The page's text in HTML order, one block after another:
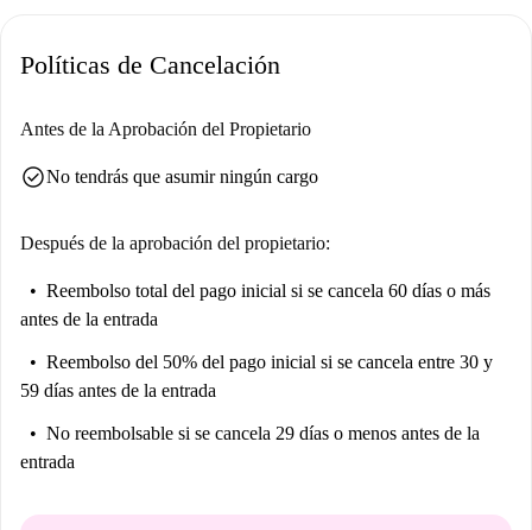
Políticas de Cancelación
Antes de la Aprobación del Propietario
check_circleNo tendrás que asumir ningún cargo
Después de la aprobación del propietario:
Reembolso total del pago inicial si se cancela 60 días o más
antes de la entrada
Reembolso del 50% del pago inicial si se cancela entre 30 y
59 días antes de la entrada
No reembolsable si se cancela 29 días o menos antes de la
entrada